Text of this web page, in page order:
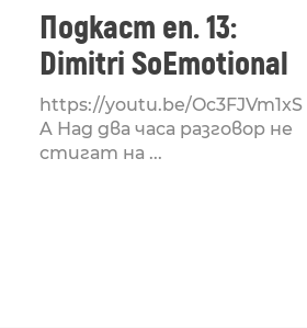
Подкаст еп. 13:
Dimitri SoEmotional
https://youtu.be/Oc3FJVm1xS
A Над два часа разговор не
стигат на ...